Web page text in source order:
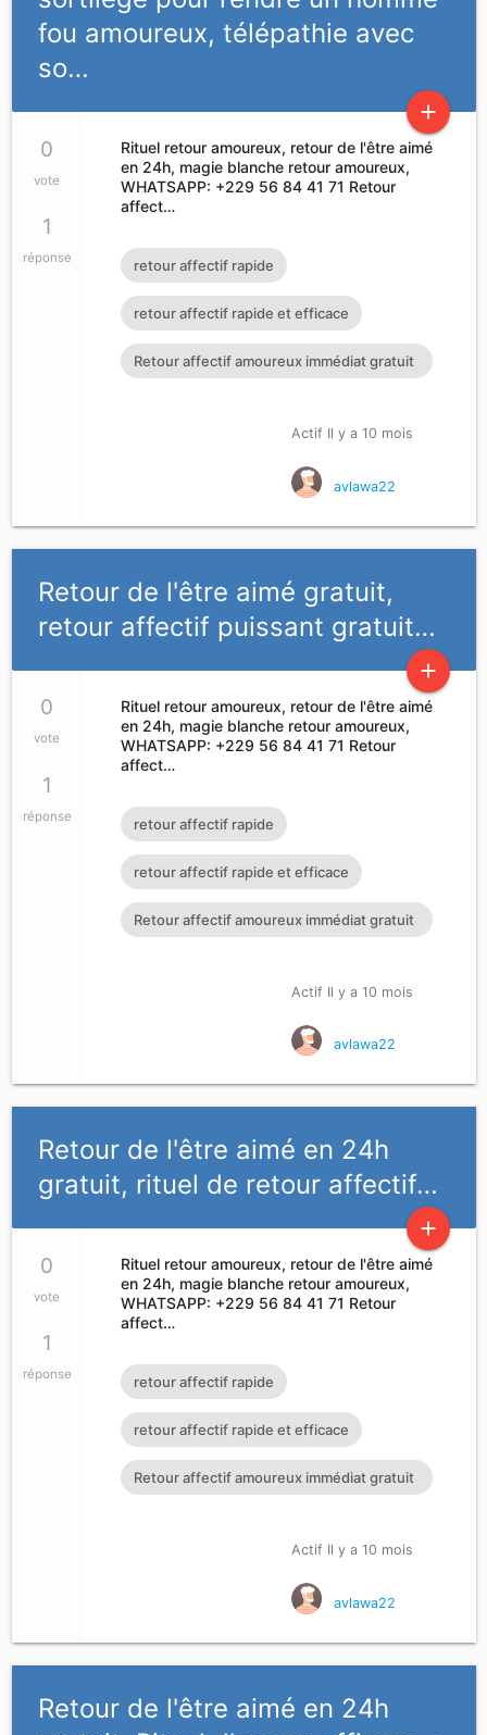
fou amoureux, télépathie avec
so…
add
0
vote
1
réponse
Rituel retour amoureux, retour de l'être aimé
en 24h, magie blanche retour amoureux,
WHATSAPP: +229 56 84 41 71 Retour
affect…
retour affectif rapide
retour affectif rapide et efficace
Retour affectif amoureux immédiat gratuit
Actif Il y a 10 mois
avlawa22
Retour de l'être aimé gratuit,
retour affectif puissant gratuit…
add
0
vote
1
réponse
Rituel retour amoureux, retour de l'être aimé
en 24h, magie blanche retour amoureux,
WHATSAPP: +229 56 84 41 71 Retour
affect…
retour affectif rapide
retour affectif rapide et efficace
Retour affectif amoureux immédiat gratuit
Actif Il y a 10 mois
avlawa22
Retour de l'être aimé en 24h
gratuit, rituel de retour affectif…
add
0
vote
1
réponse
Rituel retour amoureux, retour de l'être aimé
en 24h, magie blanche retour amoureux,
WHATSAPP: +229 56 84 41 71 Retour
affect…
retour affectif rapide
retour affectif rapide et efficace
Retour affectif amoureux immédiat gratuit
Actif Il y a 10 mois
avlawa22
Retour de l'être aimé en 24h